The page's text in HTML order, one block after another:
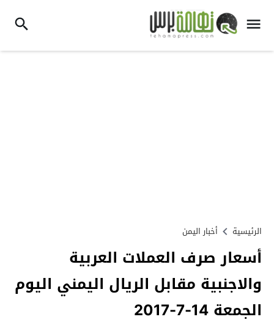
الرئيسية أخبار اليمن
أسعار صرف العملات العربية
والاجنبية مقابل الريال اليمني اليوم
الجمعة 14-7-2017